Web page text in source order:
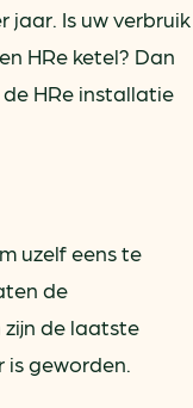
jaar. Is uw verbruik
HRe ketel? Dan
HRe installatie
uzelf eens te
de
zijn de laatste
geworden.